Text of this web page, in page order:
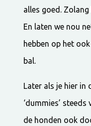
alles goed.
En laten we nou
hebben op het
bal.
Later als je hier in
‘dummies’
de honden ook